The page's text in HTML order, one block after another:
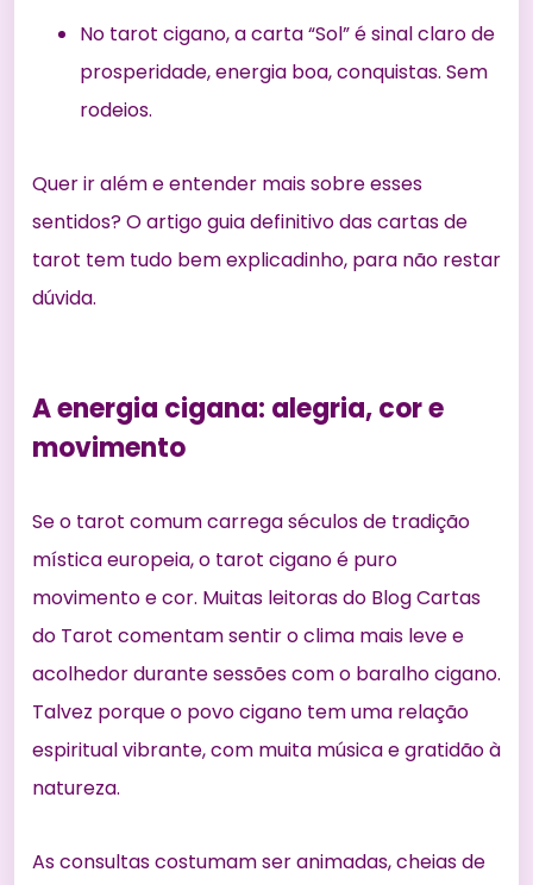
No tarot cigano, a carta “Sol” é sinal claro de
prosperidade, energia boa, conquistas. Sem
rodeios.
Quer ir além e entender mais sobre esses
sentidos? O artigoguia definitivo das cartas de
tarot tem tudo bem explicadinho, para não restar
dúvida.
A energia cigana: alegria, cor e
movimento
Se o tarot comum carrega séculos de tradição
mística europeia, o tarot cigano é puro
movimento e cor. Muitas leitoras do Blog Cartas
do Tarot comentam sentir o clima mais leve e
acolhedor durante sessões com o baralho cigano.
Talvez porque o povo cigano tem uma relação
espiritual vibrante, com muita música e gratidão à
natureza.
As consultas costumam ser animadas, cheias de